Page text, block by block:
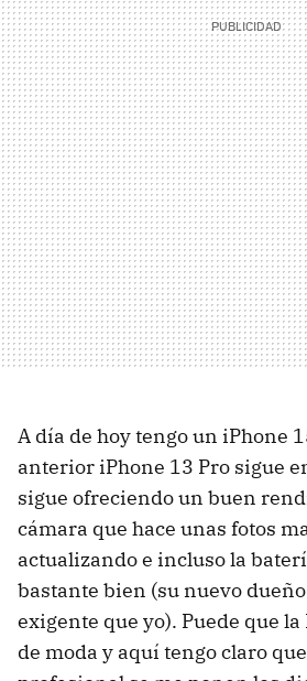
A día de hoy tengo un iPhone
anterior iPhone 13 Pro sigue
sigue ofreciendo un buen
cámara que hace unas fotos
actualizando e incluso la
bastante bien (su nuevo
exigente que yo). Puede que
de moda y aquí tengo claro